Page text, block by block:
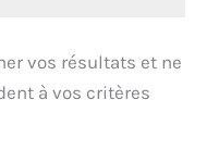
vos résultats et ne
à vos critères